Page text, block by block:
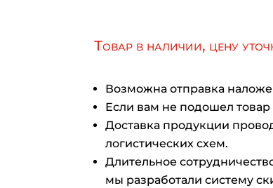
Товар в наличии, цену
Возможна отправка
Если вам не подошел товар
Доставка продукции
логистических схем.
Длительное
мы разработали систему